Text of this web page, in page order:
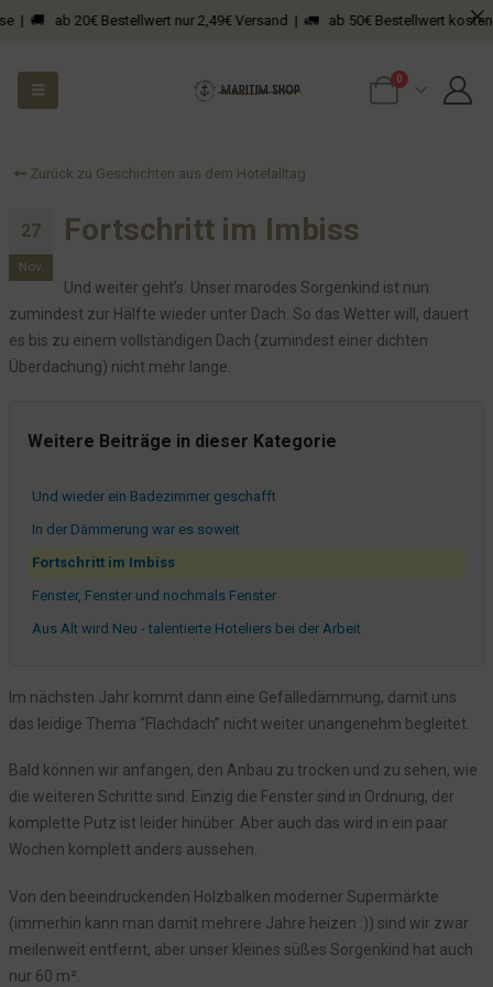
ab 20€ Bestellwert nur 2,49€ Versand | 🚛 ab 50€ Bestellwert
0
Zurück zu Geschichten aus dem Hotelalltag
27
Nov.
Fortschritt im Imbiss
Und weiter geht’s. Unser marodes Sorgenkind ist nun
zumindest zur Hälfte wieder unter Dach. So das Wetter will, dauert
es bis zu einem vollständigen Dach (zumindest einer dichten
Überdachung) nicht mehr lange.
Weitere Beiträge in dieser Kategorie
Links rechts geradeaus?
Wer teeren will muss sperren!
Sperrung der L317 - ab dem 17 März geht es weiter
Heute muss der Eingangsbereich dran glauben
Es werde Licht!
Heute schon Glasfaser beantragt?
R.I.P Zimmer 7
Zur Terrasse...
Unser Parkplatz und seine Probleme
Und wieder ein Badezimmer geschafft
In der Dämmerung war es soweit
Fortschritt im Imbiss
Fenster, Fenster und nochmals Fenster
Aus Alt wird Neu - talentierte Hoteliers bei der Arbeit
Das Grauen der Nebengebäude
Im nächsten Jahr kommt dann eine Gefälledämmung, damit uns
das leidige Thema “Flachdach” nicht weiter unangenehm begleitet.
Bald können wir anfangen, den Anbau zu trocken und zu sehen, wie
die weiteren Schritte sind. Einzig die Fenster sind in Ordnung, der
komplette Putz ist leider hinüber. Aber auch das wird in ein paar
Wochen komplett anders aussehen.
Von den beeindruckenden Holzbalken moderner Supermärkte
(immerhin kann man damit mehrere Jahre heizen :)) sind wir zwar
meilenweit entfernt, aber unser kleines süßes Sorgenkind hat auch
nur 60 m².